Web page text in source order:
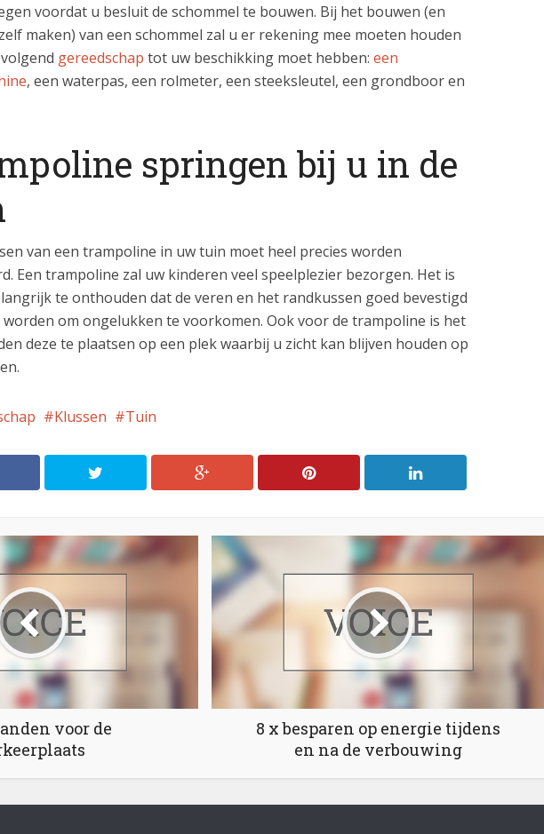
voordat u besluit de schommel te bouwen. Bij het bouwen (en
maken) van een schommel zal u er rekening mee moeten houden
gereedschap tot uw beschikking moet hebben: een
, een waterpas, een rolmeter, een steeksleutel, een grondboor en
springen bij u in de
van een trampoline in uw tuin moet heel precies worden
Een trampoline zal uw kinderen veel speelplezier bezorgen. Het is
te onthouden dat de veren en het randkussen goed bevestigd
om ongelukken te voorkomen. Ook voor de trampoline is het
deze te plaatsen op een plek waarbij u zicht kan blijven houden op
Klussen Tuin
voor de
8 x besparen op energie tijdens
en na de verbouwing